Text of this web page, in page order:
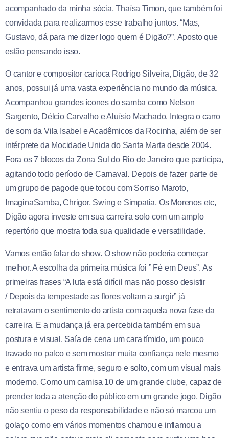
acompanhado da minha sócia, Thaísa Timon, que também foi
convidada para realizarmos esse trabalho juntos. “Mas,
Gustavo, dá para me dizer logo quem é Digão?”. Aposto que
estão pensando isso.
O cantor e compositor carioca Rodrigo Silveira, Digão, de 32
anos, possui já uma vasta experiência no mundo da música.
Acompanhou grandes ícones do samba como Nelson
Sargento, Délcio Carvalho e Aluísio Machado. Integra o carro
de som da Vila Isabel e Acadêmicos da Rocinha, além de ser
intérprete da Mocidade Unida do Santa Marta desde 2004.
Fora os 7 blocos da Zona Sul do Rio de Janeiro que participa,
agitando todo período de Carnaval. Depois de fazer parte de
um grupo de pagode que tocou com Sorriso Maroto,
ImaginaSamba, Chrigor, Swing e Simpatia, Os Morenos etc,
Digão agora investe em sua carreira solo com um amplo
repertório que mostra toda sua qualidade e versatilidade.
Vamos então falar do show. O show não poderia começar
melhor. A escolha da primeira música foi ” Fé em Deus”. As
primeiras frases “A luta está difícil mas não posso desistir
/ Depois da tempestade as flores voltam a surgir” já
retratavam o sentimento do artista com aquela nova fase da
carreira. E a mudança já era percebida também em sua
postura e visual. Saía de cena um cara tímido, um pouco
travado no palco e sem mostrar muita confiança nele mesmo
e entrava um artista firme, seguro e solto, com um visual mais
moderno. Como um camisa 10 de um grande clube, capaz de
prender toda a atenção do público em um grande jogo, Digão
não sentiu o peso da responsabilidade e não só marcou um
golaço como em vários momentos chamou e inflamou a